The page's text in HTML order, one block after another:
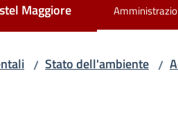
Maggiore Menu
/ Stato dell'ambiente /